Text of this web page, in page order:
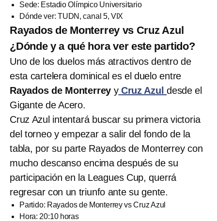
Sede: Estadio Olímpico Universitario
Dónde ver: TUDN, canal 5, VIX
Rayados de Monterrey vs Cruz Azul
¿Dónde y a qué hora ver este partido?
Uno de los duelos más atractivos dentro de
esta cartelera dominical es el duelo entre
Rayados de Monterrey y Cruz Azuldesde el
Gigante de Acero.
Cruz Azul intentará buscar su primera victoria
del torneo y empezar a salir del fondo de la
tabla, por su parte Rayados de Monterrey con
mucho descanso encima después de su
participación en la Leagues Cup, querrá
regresar con un triunfo ante su gente.
Partido: Rayados de Monterrey vs Cruz Azul
Hora: 20:10 horas